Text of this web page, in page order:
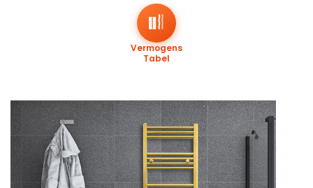
Vermogens
Tabel